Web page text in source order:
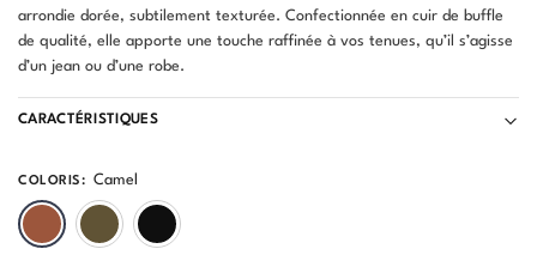
arrondie dorée, subtilement texturée. Confectionnée en cuir de buffle
de qualité, elle apporte une touche raffinée à vos tenues, qu’il s’agisse
d’un jean ou d’une robe.
CARACTÉRISTIQUES
COLORIS: Camel
Camel